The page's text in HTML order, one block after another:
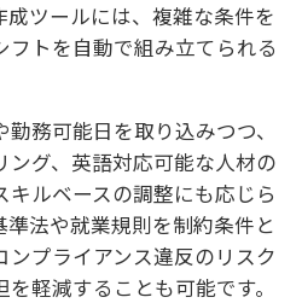
ツールには、複雑な条件を
フトを自動で組み立てられる
務可能日を取り込みつつ、
ング、英語対応可能な人材の
ルベースの調整にも応じら
法や就業規則を制約条件と
ンプライアンス違反のリスク
軽減することも可能です。